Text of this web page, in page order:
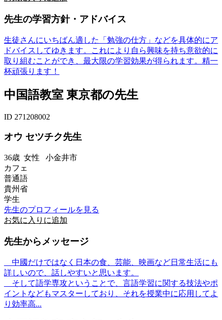
先生の学習方針・アドバイス
生徒さんにいちばん適した「勉強の仕方」などを具体的にア
ドバイスしてゆきます。これにより自ら興味を持ち意欲的に
取り組むことができ、最大限の学習効果が得られます。精一
杯頑張ります！
中国語教室 東京都の先生
ID 271208002
オウ セツチク先生
36歳 女性 小金井市
カフェ
普通語
貴州省
学生
先生のプロフィールを見る
お気に入りに追加
先生からメッセージ
中國だけではなく日本の食、芸能、映画など日常生活にも
詳しいので、話しやすいと思います。
そして語学専攻ということで、言語学習に関する技法やポ
イントなどもマスターしており、それを授業中に応用してよ
り効率高...